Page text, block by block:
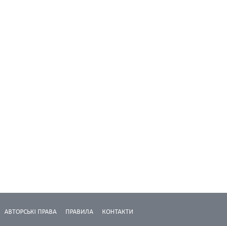
КОНТАКТИ
ПРАВИЛА
АВТОРСЬКІ ПРАВА